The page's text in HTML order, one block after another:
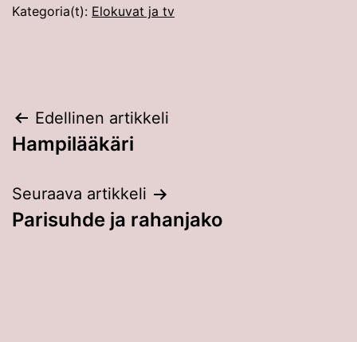
Kategoria(t): Elokuvat ja tv
Artikkelien
selaus
Edellinen artikkeli
Hampilääkäri
Seuraava artikkeli
Parisuhde ja rahanjako